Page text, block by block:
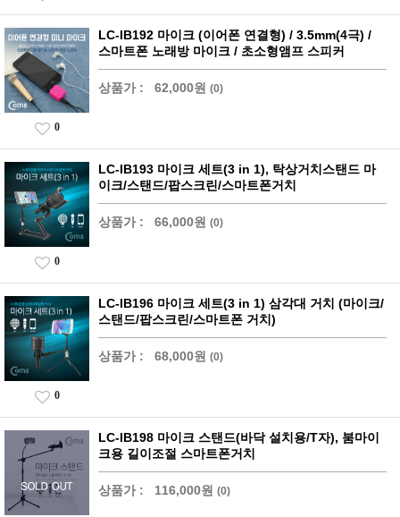
LC-IB192 마이크 (이어폰 연결형) / 3.5mm(4극) /
스마트폰 노래방 마이크 / 초소형앰프 스피커
상품가 : 62,000원 (0)
0
LC-IB193 마이크 세트(3 in 1), 탁상거치스탠드 마
이크/스탠드/팝스크린/스마트폰거치
상품가 : 66,000원 (0)
0
LC-IB196 마이크 세트(3 in 1) 삼각대 거치 (마이크/
스탠드/팝스크린/스마트폰 거치)
상품가 : 68,000원 (0)
0
LC-IB198 마이크 스탠드(바닥 설치용/T자), 붐마이
크용 길이조절 스마트폰거치
상품가 : 116,000원 (0)